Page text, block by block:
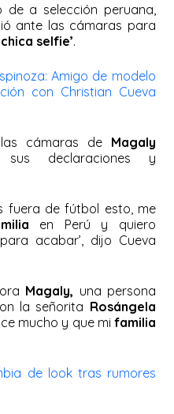
de a selección peruana,
ante las cámaras para
selfie’.
Amigo de modelo
con Christian Cueva
cámaras de Magaly
declaraciones y
fuera de fútbol esto, me
en Perú y quiero
acabar’, dijo Cueva
Magaly, una persona
la señorita Rosángela
mucho y que mi familia
de look tras rumores